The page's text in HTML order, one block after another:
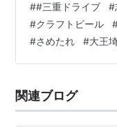
置し、豊かな海の
な自然のエネルギ
際に1日で志摩の「
分のペースで楽し
ートをご紹介しま
##三重ドライブ #
#クラフトビール
#さめたれ #大王
関連ブログ